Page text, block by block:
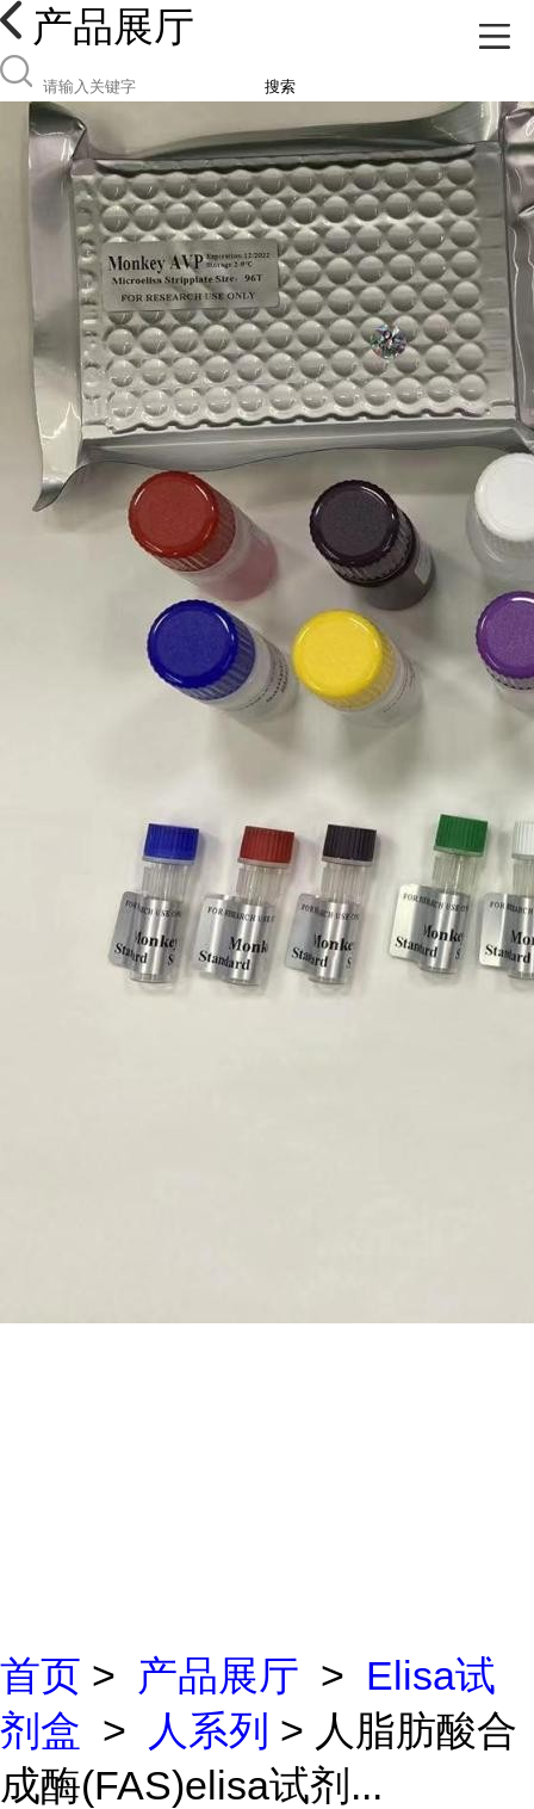
产品展厅
搜索
首页 > 产品展厅 > Elisa试
剂盒 > 人系列 > 人脂肪酸合
成酶(FAS)elisa试剂...